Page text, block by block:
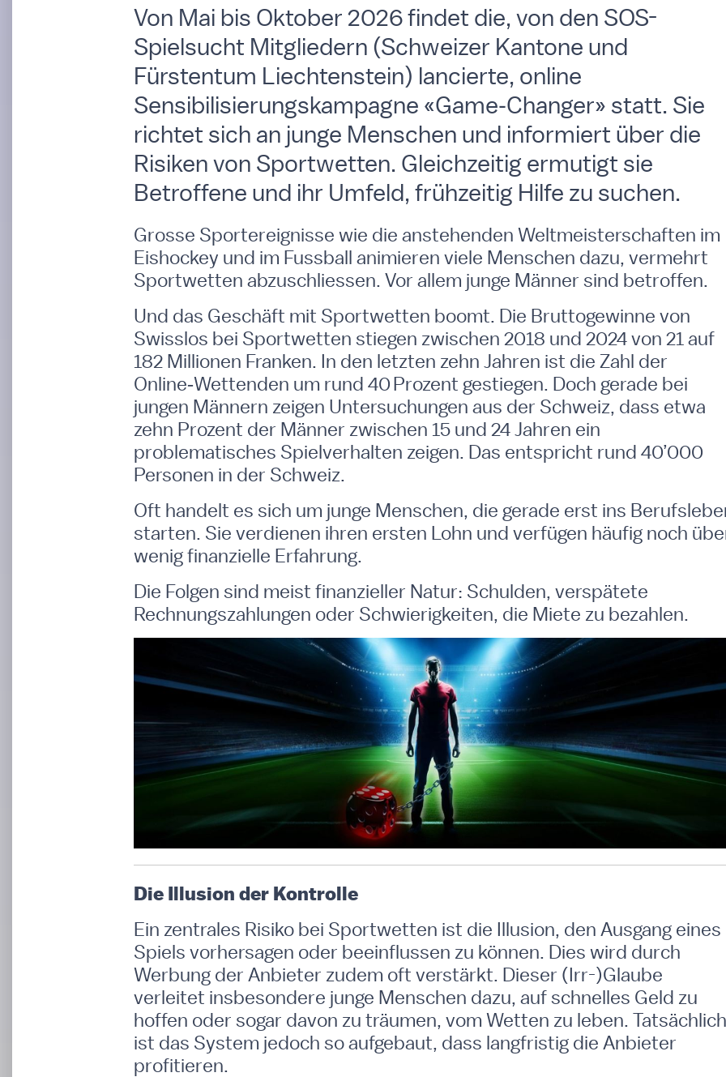
Von Mai bis Oktober 2026 findet die, von den SOS-
Spielsucht Mitgliedern (Schweizer Kantone und
Fürstentum Liechtenstein) lancierte, online
Sensibilisierungskampagne «Game‑Changer» statt. Sie
richtet sich an junge Menschen und informiert über die
Risiken von Sportwetten. Gleichzeitig ermutigt sie
Betroffene und ihr Umfeld, frühzeitig Hilfe zu suchen.
Grosse Sportereignisse wie die anstehenden Weltmeisterschaften im
Eishockey und im Fussball animieren viele Menschen dazu, vermehrt
Sportwetten abzuschliessen. Vor allem junge Männer sind betroffen.
Und das Geschäft mit Sportwetten boomt. Die Bruttogewinne von
Swisslos bei Sportwetten stiegen zwischen 2018 und 2024 von 21 auf
182 Millionen Franken. In den letzten zehn Jahren ist die Zahl der
Online‑Wettenden um rund 40 Prozent gestiegen. Doch gerade bei
jungen Männern zeigen Untersuchungen aus der Schweiz, dass etwa
zehn Prozent der Männer zwischen 15 und 24 Jahren ein
problematisches Spielverhalten zeigen. Das entspricht rund 40’000
Personen in der Schweiz.
Oft handelt es sich um junge Menschen, die gerade erst ins
starten. Sie verdienen ihren ersten Lohn und verfügen häufig noch
wenig finanzielle Erfahrung.
Die Folgen sind meist finanzieller Natur: Schulden, verspätete
Rechnungszahlungen oder Schwierigkeiten, die Miete zu bezahlen.
Die Illusion der Kontrolle
Ein zentrales Risiko bei Sportwetten ist die Illusion, den Ausgang eines
Spiels vorhersagen oder beeinflussen zu können. Dies wird durch
Werbung der Anbieter zudem oft verstärkt. Dieser (Irr-)Glaube
verleitet insbesondere junge Menschen dazu, auf schnelles Geld zu
hoffen oder sogar davon zu träumen, vom Wetten zu leben. Tatsächlich
ist das System jedoch so aufgebaut, dass langfristig die Anbieter
profitieren.